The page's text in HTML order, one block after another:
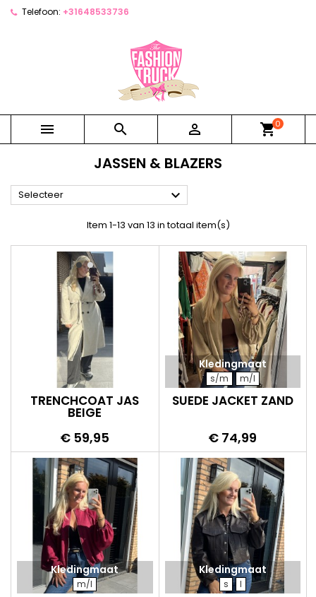
Telefoon: +31648533736
   shopping_cart0
JASSEN & BLAZERS
Selecteer 
Item 1-13 van 13 in totaal item(s)
TRENCHCOAT JAS
BEIGE
Prijs
€ 59,95
Kledingmaat
s/m m/l
SUEDE JACKET ZAND
Prijs
€ 74,99
Kledingmaat
m/l
Kledingmaat
s l